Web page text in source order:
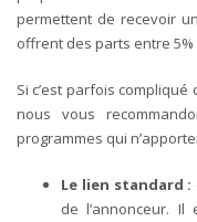
permettent de recevoir
offrent des parts entre 5%
Si c’est parfois
nous vous
programmes qui
Le lien standard :
de l’annonceur.